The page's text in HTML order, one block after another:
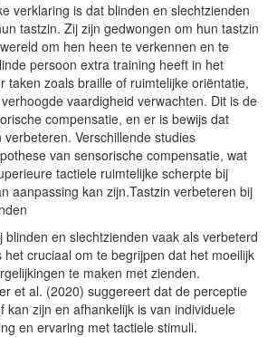
verklaring is dat blinden en slechtzienden
tastzin. Zij zijn gedwongen om hun tastzin
om hen heen te verkennen en te
persoon extra training heeft in het
taken zoals braille of ruimtelijke oriëntatie,
vaardigheid verwachten. Dit is de
compensatie, en er is bewijs dat
Verschillende studies
van sensorische compensatie, wat
tactiele ruimtelijke scherpte bij
aanpassing kan zijn.Tastzin verbeteren bij
blinden en slechtzienden vaak als verbeterd
het cruciaal om te begrijpen dat het moeilijk
te maken met zienden.
et al. (2020) suggereert dat de perceptie
kan zijn en afhankelijk is van individuele
en ervaring met tactiele stimuli.